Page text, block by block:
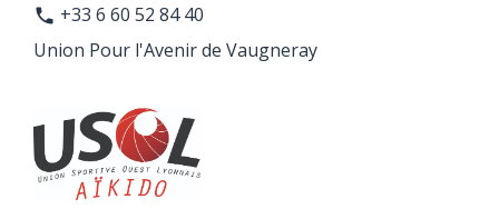
phone +33 6 60 52 84 40
Union Pour l'Avenir de Vaugneray